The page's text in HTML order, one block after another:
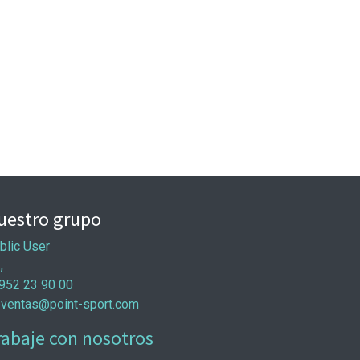
grupo
User
23 90 00
ventas@point-sport.com
con nosotros